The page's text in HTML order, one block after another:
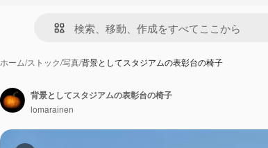
ホーム/ストック/写真/背景としてスタジアムの表彰台の椅子
背景としてスタジアムの表彰台の椅子
lomarainen